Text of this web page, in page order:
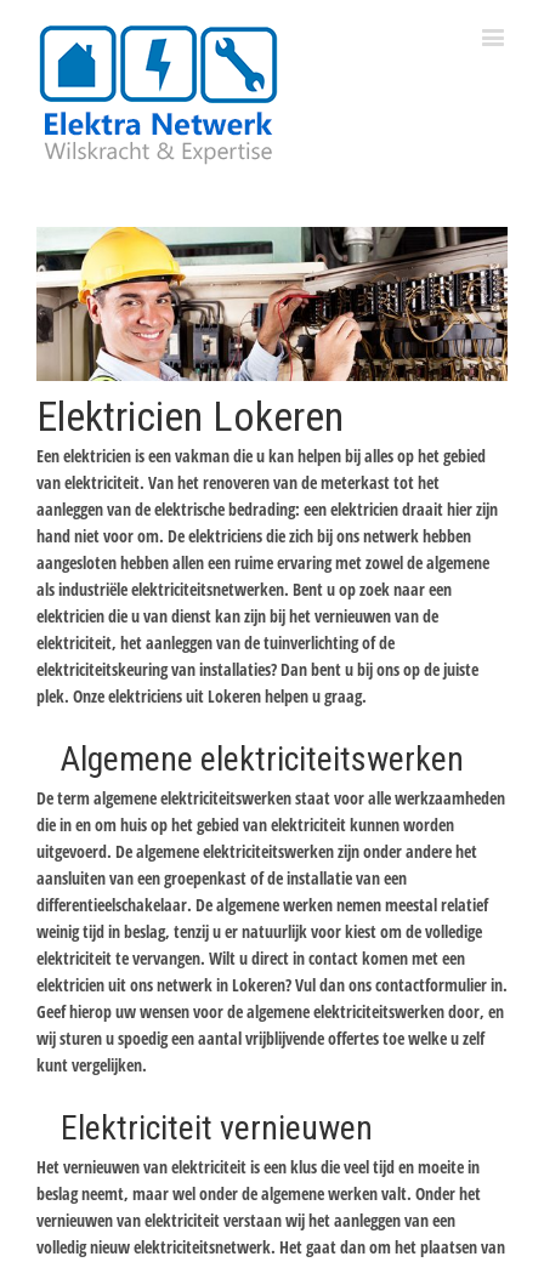
Elektricien Lokeren
Een elektricien is een vakman die u kan helpen bij alles op het gebied
van elektriciteit. Van het renoveren van de meterkast tot het
aanleggen van de elektrische bedrading: een elektricien draait hier zijn
hand niet voor om. De elektriciens die zich bij ons netwerk hebben
aangesloten hebben allen een ruime ervaring met zowel de algemene
als industriële elektriciteitsnetwerken. Bent u op zoek naar een
elektricien die u van dienst kan zijn bij het vernieuwen van de
elektriciteit, het aanleggen van de tuinverlichting of de
elektriciteitskeuring van installaties? Dan bent u bij ons op de juiste
plek. Onze elektriciens uit Lokeren helpen u graag.
Algemene elektriciteitswerken
De term algemene elektriciteitswerken staat voor alle werkzaamheden
die in en om huis op het gebied van elektriciteit kunnen worden
uitgevoerd. De algemene elektriciteitswerken zijn onder andere het
aansluiten van een groepenkast of de installatie van een
differentieelschakelaar. De algemene werken nemen meestal relatief
weinig tijd in beslag, tenzij u er natuurlijk voor kiest om de volledige
elektriciteit te vervangen. Wilt u direct in contact komen met een
elektricien uit ons netwerk in Lokeren? Vul dan ons contactformulier in.
Geef hierop uw wensen voor de algemene elektriciteitswerken door, en
wij sturen u spoedig een aantal vrijblijvende offertes toe welke u zelf
kunt vergelijken.
Elektriciteit vernieuwen
Het vernieuwen van elektriciteit is een klus die veel tijd en moeite in
beslag neemt, maar wel onder de algemene werken valt. Onder het
vernieuwen van elektriciteit verstaan wij het aanleggen van een
volledig nieuw elektriciteitsnetwerk. Het gaat dan om het plaatsen van